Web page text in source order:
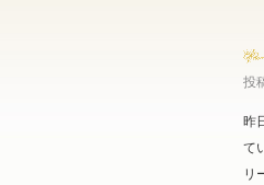
投
昨
て
リ